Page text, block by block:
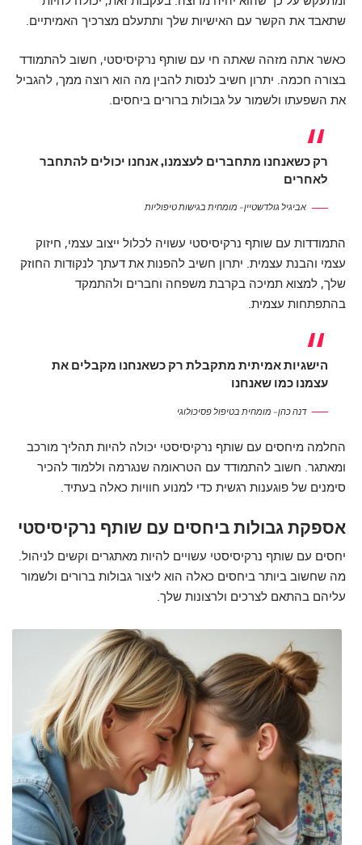
שתאבד את הקשר עם האישיות שלך ותתעלם מצרכיך האמיתיים.
כאשר אתה מזהה שאתה חי עם שותף נרקיסיסטי, חשוב להתמודד
בצורה חכמה. יתרון חשיב לנסות להבין מה הוא רוצה ממך, להגביל
את השפעתו ולשמור על גבולות ברורים ביחסים.
רק כשאנחנו מתחברים לעצמנו, אנחנו יכולים להתחבר
לאחרים
אביגיל גולדשטיין – מומחית בגישות טיפוליות
התמודדות עם שותף נרקיסיסטי עשויה לכלול ייצוב עצמי, חיזוק
עצמי והבנת עצמית. יתרון חשיב להפנות את דעתך לנקודות החוזק
שלך, למצוא תמיכה בקרבת משפחה וחברים ולהתמקד
בהתפתחות עצמית.
הישגיות אמיתית מתקבלת רק כשאנחנו מקבלים את
עצמנו כמו שאנחנו
דנה כהן – מומחית בטיפול פסיכולוגי
החלמה מיחסים עם שותף נרקיסיסטי יכולה להיות תהליך מורכב
ומאתגר. חשוב להתמודד עם הטראומה שנגרמה וללמוד להכיר
סימנים של פוגענות רגשית כדי למנוע חוויות כאלה בעתיד.
אספקת גבולות ביחסים עם שותף נרקיסיסטי
יחסים עם שותף נרקיסיסטי עשויים להיות מאתגרים וקשים לניהול.
מה שחשוב ביותר ביחסים כאלה הוא ליצור גבולות ברורים ולשמור
עליהם בהתאם לצרכים ולרצונות שלך.